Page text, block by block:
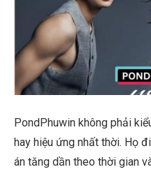
PondPhuwin không phải
hay hiệu ứng nhất thời. Họ
án tăng dần theo thời gian